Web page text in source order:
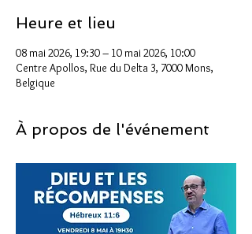
Heure et lieu
08 mai 2026, 19:30 – 10 mai 2026, 10:00
Centre Apollos, Rue du Delta 3, 7000 Mons,
Belgique
À propos de l'événement